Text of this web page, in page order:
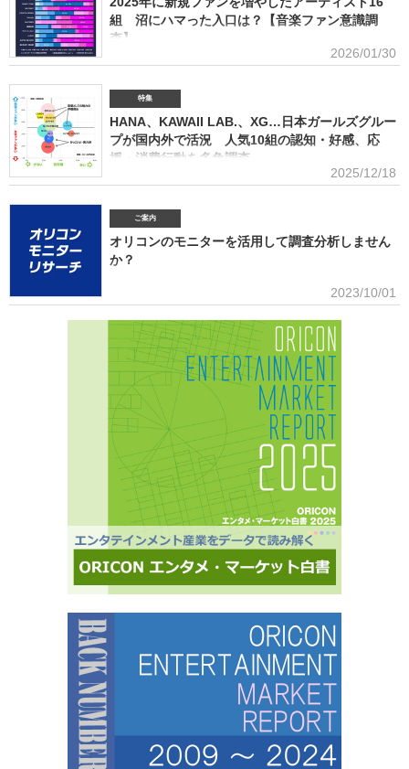
「いくらまで買うのか」を明確化し、商品企画・価格設計・販売戦略に直結する示唆を提案
(2026年4月)ストリーミング影響分析分析（TikTok＆YouTube）2026TikTokトレンドがどのよ
うにストリーミングに影響を与えたかを、YouTubeの順位推移とともにグラフ化(2026年2月)音
楽パッケージの購入行動に関する調査
組 沼にハマった入口は？【音楽ファン意識調
査】
ORICON BiZ onlineでは「2025年に好きになったアーティスト」のア
年、2024年に続いて5回目。直近2年の得票数はMrs. GREEN APPLEがダントツだったが、
2025年の音楽シーンにおいて最も多くの“新規ファン”を獲得したアーティストは誰だったの
か、得票数TOP15（13位が同率4組だったため計16組）を紹介する。 本調査は、2025年12
月12日～18日にインターネットで実施。10～50代男女の回答者全体（4576人）のうち、
「2025年1～12月の期間に初めて好きになった音楽アーティストはいますか（※2024年以前か
らずっと好きというアーティストは対象外）」との問いに「いる」と答えた人（1833人＝全体
2026/01/30
特集
HANA、KAWAII LAB.、XG…日本ガールズグルー
プが国内外で活況 人気10組の認知・好感、応
援・消費行動を多角調査
日本のガールズグループシーンでは近年、BMSG×ちゃんみながタッグ
グで鮮烈な初登場1位デビュー、アソビシステムからFRUITS ZIPPERを筆頭とするKAWAII
LAB.所属のグループがSNSを通じて続々と台頭、メンバー7人全員が日本人ながら海外を主戦
場としているXGの国内外での大旋風など活況をみせている。オリコンリサーチではガールズグ
ループ10組を対象とし、認知経路、イメージ、情報源、推し活・消費行動などを多角的に調査
1月以降の配信開始楽曲でストリーミング累積3000万回超えの作品がある】日本のガールズグ
2025/12/18
ご案内
オリコンのモニターを活用して調査分析しません
か？
■アンケート専用のモニター組織世の中に影響力を持つオリコン・ラン
テーションを基にした調査が可能生活意識や志向性など日本人を価値観という視点から、予め
セグメントしたモニター調査が可能。■オリコングループならではの「エンタメ」に特化音楽ア
ーティスト・アイドル・俳優・女優・アナウンサー・ドラマ・ライブ・ゲーム…など、エンタ
メ分野のマーケティングリサーチの実績多数。■“オリコンランキング”のブランドをコンシュー
マ分野においても活用・アンケートモニターの意見をランキング化し、メディア展開・ビジネ
ス記事のエビデンスデータとして・定性データをoricon BiZ onlineに蓄積■様々なクライアント
様にご利用いただいております■活用事例 ●アーティストの現
2023/10/01